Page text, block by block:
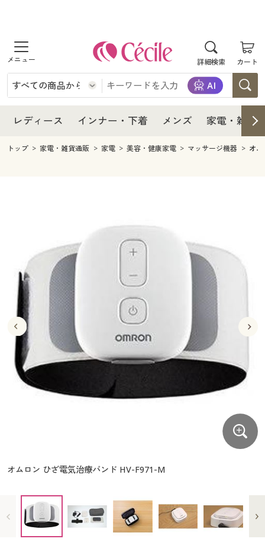
詳細検索 カート
商品を探す
レディース
レディースファッション
インナー・下着
インナー・下着通販すべて
ジュニア・ティーンズ下着
メンズ
メンズ下着
キッチン・雑貨・日用品
寝具・インテリア・家具通販すべて
家具・収納
寝具・ベッド
カーテン・ラグ・ファブリック
美容・健康
美容・健康通販すべて
美容・健康・サプリメント
制服・スクール
制服・スクールすべて
制服・学生服
ジュニア・ティーンズ下着
大きいサイズ
大きいサイズ通販すべて
大きいサイズ レディース服
大きいサイズ 事務・制服
バーゲン
バーゲンセール
詳細検索
カタログ・チラシからのご注文
デジタルカタログ
カタログ無料プレゼント
レディース インナー・下着 メンズ 家電・雑貨
レディース
レディース通販すべて
レディースファッション
インナー・下着
インナー・下着通販すべて
メンズ
キッチン・雑貨・日用品
寝具・ベッド
カーテン・ラグ・ファブリック
美容・健康・サプリメント
制服・スクールすべて
制服・学生服
ジュニア・ティーンズ下着
大きいサイズ
大きいサイズ通販すべて
大きいサイズ レディース服
大きいサイズ レディース下着
バーゲン
バーゲンセール
シークレットセール
詳細検索
商品カテゴリ一覧
カタログ無料プレゼント
会員メニュー
トップ 家電・雑貨通販 家電 美容・健康家電 マッサージ機器 オ
オムロン ひざ電気治療バンド HV-F971-M